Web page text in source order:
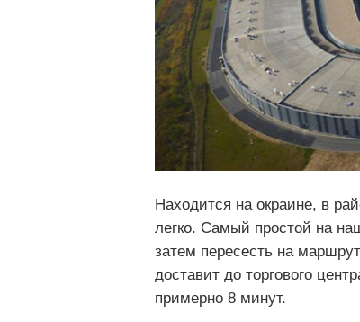
Находится на окраине, в
легко. Самый простой на
затем пересесть на
доставит до торгового
примерно 8 минут.